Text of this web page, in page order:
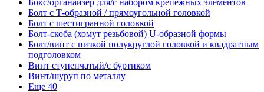
Бокс/органайзер для/с набором крепежных элементов
Болт с Т-образной / прямоугольной головкой
Болт с шестигранной головкой
Болт-скоба (хомут резьбовой) U-образной формы
Болт/винт с низкой полукруглой головкой и квадратным
подголовком
Винт ступенчатый/с буртиком
Винт/шуруп по металлу
Еще 40